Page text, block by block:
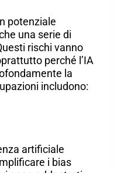
potenziale
una serie di
rischi vanno
perché l’IA
la
includono:
artificiale
i bias